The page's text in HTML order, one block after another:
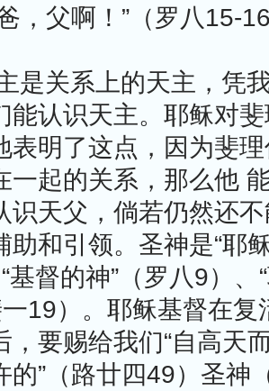
，父啊！”（罗八15-
是关系上的天主，凭
能认识天主。耶稣对
表明了这点，因为斐
一起的关系，那么他
识天父，倘若仍然还
助和引领。圣神是“耶
基督的神”（罗八9）、
一19）。耶稣基督在复
，要赐给我们“自高天
的”（路廿四49）圣神